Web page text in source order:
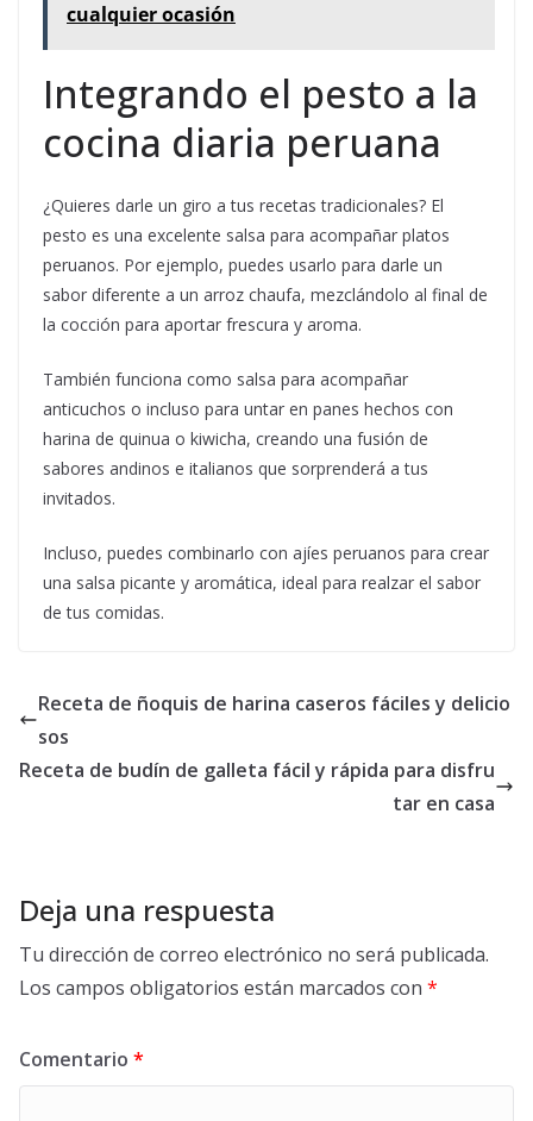
cualquier ocasión
Integrando el pesto a la
cocina diaria peruana
¿Quieres darle un giro a tus recetas tradicionales? El
pesto es una excelente salsa para acompañar platos
peruanos. Por ejemplo, puedes usarlo para darle un
sabor diferente a un arroz chaufa, mezclándolo al final de
la cocción para aportar frescura y aroma.
También funciona como salsa para acompañar
anticuchos o incluso para untar en panes hechos con
harina de quinua o kiwicha, creando una fusión de
sabores andinos e italianos que sorprenderá a tus
invitados.
Incluso, puedes combinarlo con ajíes peruanos para crear
una salsa picante y aromática, ideal para realzar el sabor
de tus comidas.
Receta de ñoquis de harina caseros fáciles y delicio
sos
Receta de budín de galleta fácil y rápida para disfru
tar en casa
Deja una respuesta
Tu dirección de correo electrónico no será publicada.
Los campos obligatorios están marcados con *
Comentario *